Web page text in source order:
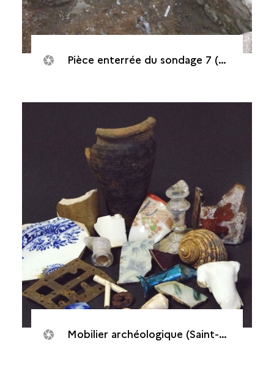
Pièce enterrée du sondage 7 (Saint-Pierre, Maison de Canonville, 2015)
Mobilier archéologique (Saint-Pierre, Maison de Canonville)